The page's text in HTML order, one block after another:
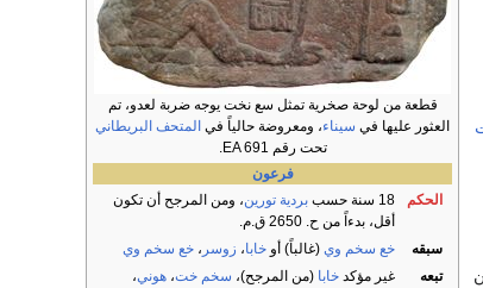
قطعة من لوحة صخرية تمثل سع نخت يوجه ضربة لعدو، تم
العثور عليها في سيناء، ومعروضة حالياً في المتحف البريطاني
تحت رقم EA 691.
فرعون
الحكم
18 سنة حسب بردية تورين، ومن المرجح أن تكون
أقل، بدءاً من ح. 2650 ق.م.
سبقه
خع سخم وي (غالباً) أو خابا، زوسر ، خع سخم وي
تبعه
غير مؤكد خابا (من المرجح)، سخم خت، هوني،